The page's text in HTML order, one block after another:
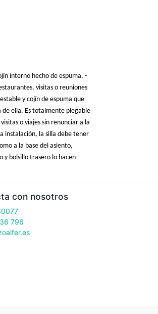
interno hecho de espuma. -
visitas o reuniones
y cojín de espuma que
de ella. Es totalmente plegable
o viajes sin renunciar a la
instalación, la silla debe tener
a la base del asiento,
y bolsillo trasero lo hacen
con nosotros
796